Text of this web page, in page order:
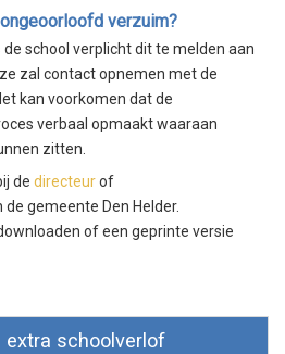
verzuim?
school verplicht dit te melden aan
zal contact opnemen met de
kan voorkomen dat de
verbaal opmaakt waaraan
zitten.
de directeurof
de gemeente Den Helder.
of een geprinte versie
extra schoolverlof